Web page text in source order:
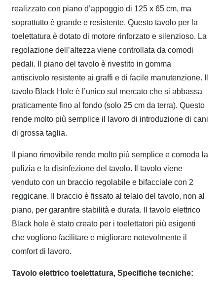
realizzato con piano d’appoggio di 125 x 65 cm, ma
soprattutto è grande e resistente. Questo tavolo per la
toelettatura è dotato di motore rinforzato e silenzioso. La
regolazione dell’altezza viene controllata da comodi
pedali. Il piano del tavolo è rivestito in gomma
antiscivolo resistente ai graffi e di facile manutenzione. Il
tavolo Black Hole è l’unico sul mercato che si abbassa
praticamente fino al fondo (solo 25 cm da terra). Questo
rende molto più semplice il lavoro di introduzione di cani
di grossa taglia.
Il piano rimovibile rende molto più semplice e comoda la
pulizia e la disinfezione del tavolo. Il tavolo viene
venduto con un braccio regolabile e bifacciale con 2
reggicane. Il braccio è fissato al telaio del tavolo, non al
piano, per garantire stabilità e durata. Il tavolo elettrico
Black hole è stato creato per i toelettatori più esigenti
che vogliono facilitare e migliorare notevolmente il
comfort di lavoro.
Tavolo elettrico toelettatura, Specifiche tecniche: